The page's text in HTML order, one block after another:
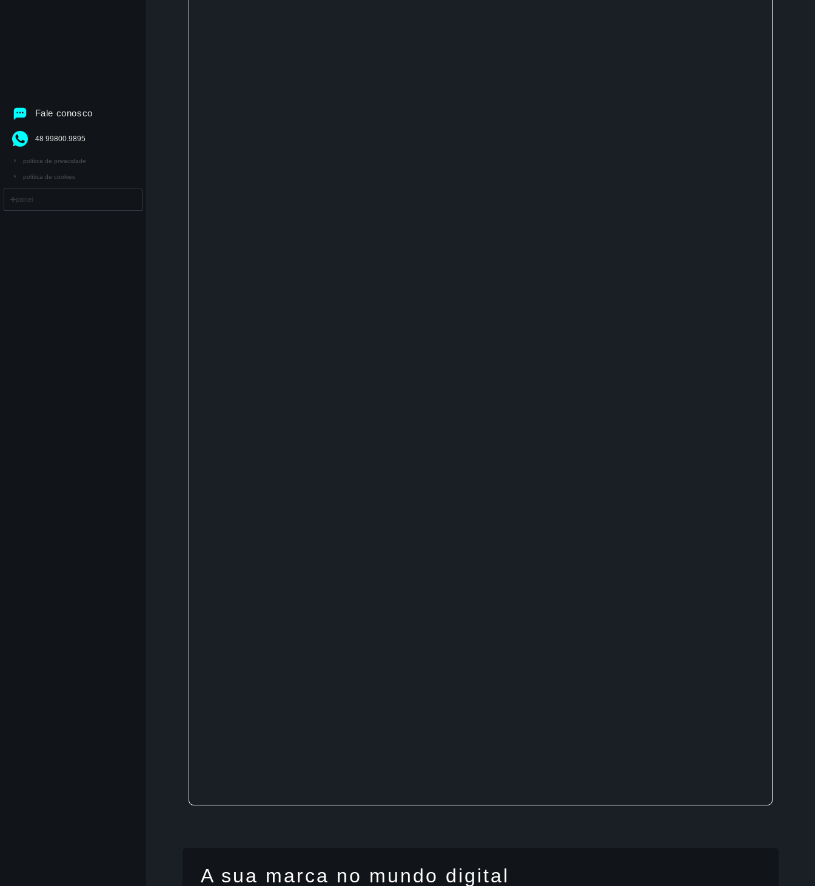
Fale conosco
48 99800.9895
política de privacidade
política de cookies
painel
A sua marca no mundo digital